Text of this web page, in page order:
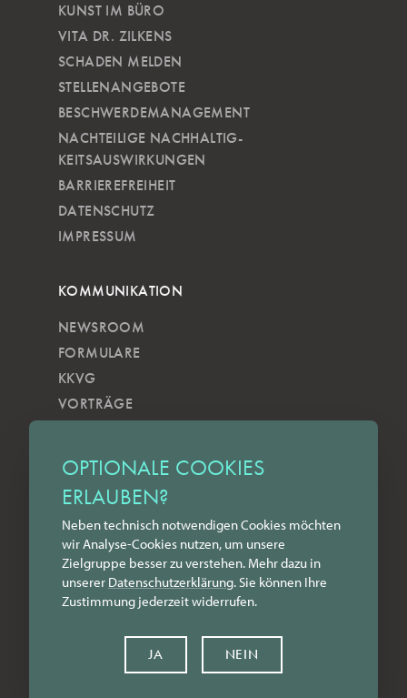
OPTIONALE COOKIES
ERLAUBEN?
Neben technisch notwendigen Cookies möchten
wir Analyse-Cookies nutzen, um unsere
Zielgruppe besser zu verstehen. Mehr dazu in
unserer Datenschutz­erklärung. Sie können Ihre
Zustimmung jederzeit widerrufen.
JA NEIN
KUNST IM BÜRO
VITA DR. ZILKENS
SCHADEN MELDEN
STELLENANGEBOTE
BESCHWERDEMANAGEMENT
NACHTEILIGE NACH­HALTIG­
KEITSAUSWIRKUNGEN
BARRIEREFREIHEIT
DATENSCHUTZ
IMPRESSUM
KOMMUNIKATION
NEWSROOM
FORMULARE
KKVG
VORTRÄGE
ZILKENS NEWSBLOG
NEWSLETTER
YOUTUBE
INSTAGRAM
FACEBOOK
LINKEDIN